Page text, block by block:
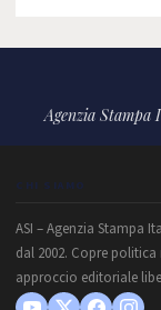
Agenzia
CHI SIAMO
ASI – Agenzia Stampa
dal 2002. Copre
approccio editoriale